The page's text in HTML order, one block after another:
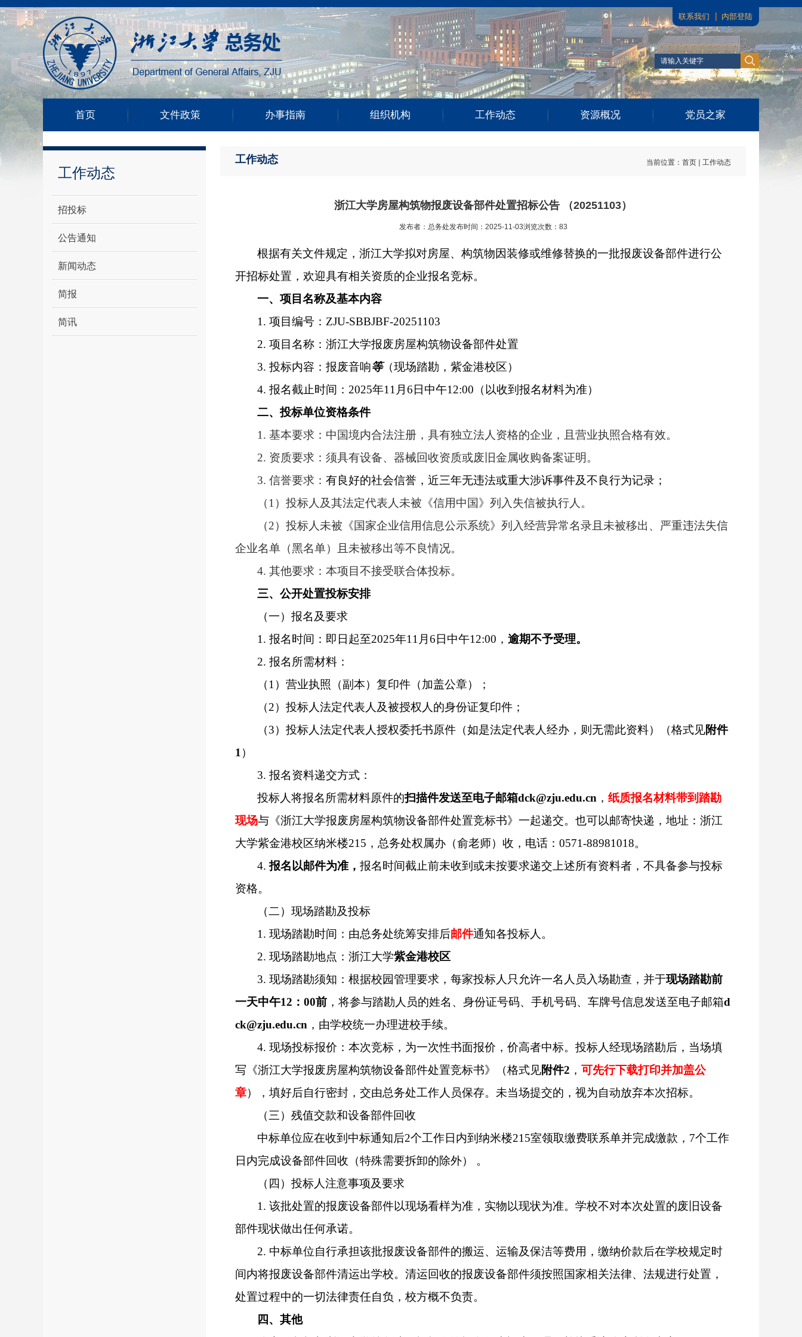
联系我们 内部登陆
首页 文件政策 办事指南 组织机构 工作动态 资源概况 党员之家
工作动态
招投标
公告通知
新闻动态
简报
简讯
工作动态 当前位置： 首页 工作动态
浙江大学房屋构筑物报废设备部件处置招标公告 （20251103）
发布者：总务处发布时间：2025-11-03浏览次数： 83
根据有关文件规定，浙江大学拟对房屋、 构筑物因装修或维修替换的一批报废设备部件进行公
开招标处置，欢迎具有相关资质的企业报名竞标。
一、项目名称及基本内容
1. 项目编号：ZJU-SBBJBF-20251103
2. 项目名称：浙江大学报废房屋构筑物设备部件处置
3. 投标内容：报废音响等（现场踏勘， 紫金港校区）
4. 报名截止时间：2025年11 月 6 日 中午12:00（以收到报名材料为准）
二、投标单位资格条件
1. 基本要求：中国境内合法注册，具有独立法人资格的企业，且营业执照合格有效。
2. 资质要求：须具有设备、器械回收资质或废旧金属收购备案证明。
3. 信誉要求： 有良好的社会信誉，近三年无违法或重大涉诉事件及不良行为记录；
（1）投标人及其法定代表人未被《信用中国》列入失信被执行人。
（2）投标人未被《国家企业信用信息公示系统》列入经营异常名录且未被移出、严重违法失信
企业名单（黑名单）且未被移出等不良情况。
4. 其他要求：本项目不接受联合体投标。
三、公开处置投标安排
（一）报名及要求
1. 报名时间：即日起至2025年11 月 6 日 中午12:00， 逾期不予受理。
2. 报名所需材料：
（1）营业执照（副本）复印件（加盖公章）；
（2）投标人法定代表人及被授权人的身份证复印件；
（3）投标人法定代表人授权委托书原件（如是法定代表人经办，则无需此资料）（格式见附件
1 ）
3. 报名资料递交方式：
投标人将报名所需材料原件的扫描件发送至电子邮箱dck@zju.edu.cn ， 纸质报名材料带到踏勘
现场与《浙江大学报废房屋构筑物设备部件处置竞标书》一起递交。也可以邮寄快递，地址：浙江
大学紫金港校区纳米楼215，总务处权属办（俞老师）收，电话： 0571-88981018。
4. 报名以邮件为准， 报名时间截止前未收到或未按要求递交上述所有资料者，不具备参与投标
资格。
（二）现场踏勘及投标
1. 现场踏勘时间：由总务处统筹安排后邮件通知各投标人。
2. 现场踏勘地点：浙江大学紫金港校区
3. 现场踏勘须知：根据校园管理要求，每家投标人只允许一名人员入场勘查，并于现场踏勘前
一天中午12：00前 ，将参与踏勘人员的姓名、身份证号码、 手机号码、 车牌号信息发送至电子邮箱d
ck@zju.edu.cn ，由学校统一办理进校手续。
4. 现场投标报价：本次竞标，为一次性书面报价，价高者中标。投标人经现场踏勘后，当场填
写《浙江大学报废房屋构筑物设备部件处置竞标书》（格式见附件2 ， 可先行下载打印并加盖公
章），填好后自行密封，交由总务处工作人员保存。未当场提交的，视为自动放弃本次招标。
（三）残值交款和设备部件回收
中标单位应在收到中标通知后2个工作日内到 纳米楼215室领取缴费联系单并完成缴款， 7个工作
日内完成设备部件回收（特殊需要拆卸的除外）
。
（四）投标人注意事项及要求
1. 该批处置的报废设备部件以现场看样为准，实物以现状为准。学校不对本次处置的废旧设备
部件现状做出任何承诺。
2. 中标单位自行承担该批报废设备部件的搬运、运输及保洁等费用，缴纳价款后在学校规定时
间内将报废设备部件清运出学校。清运回收的报废设备部件须按照国家相关法律、法规进行处置，
处置过程中的一切法律责任自负，校方概不负责。
四、其他